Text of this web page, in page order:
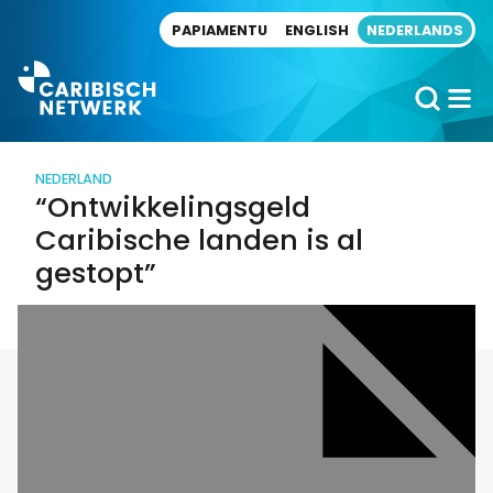
PAPIAMENTU ENGLISH NEDERLANDS
NEDERLAND
“Ontwikkelingsgeld
Caribische landen is al
gestopt”